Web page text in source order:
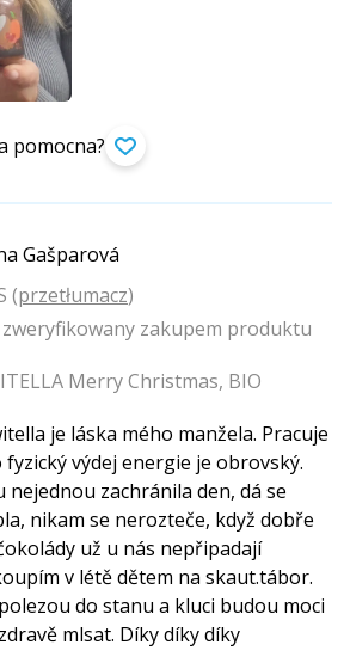
pomocna?
Gašparová
(przetłumacz)
zakupem produktu
Merry Christmas, BIO
je láska mého manžela. Pracuje
výdej energie je obrovský.
zachránila den, dá se
nikam se nerozteče, když dobře
už u nás nepřipadají
v létě dětem na skaut.tábor.
do stanu a kluci budou moci
mlsat. Díky díky díky